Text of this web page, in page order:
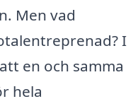
Men vad
I
en och samma
hela